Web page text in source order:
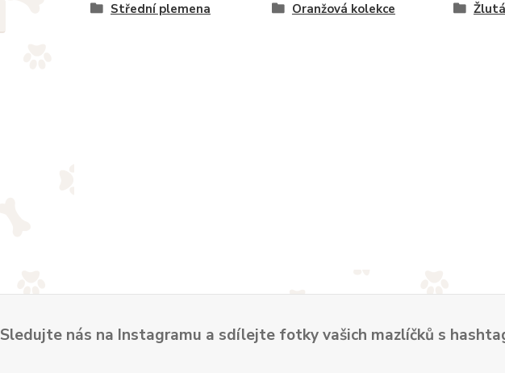
Střední plemena
Oranžová kolekce
Sledujte nás na Instagramu a sdílejte fotky vašich mazlíčků s